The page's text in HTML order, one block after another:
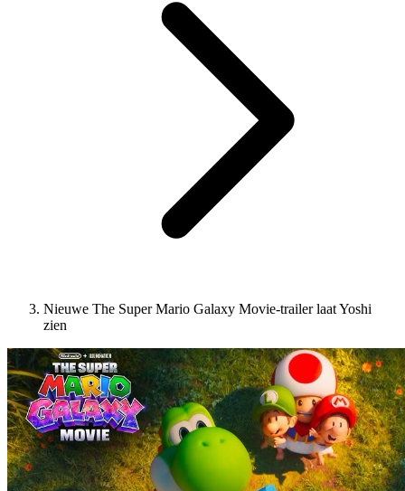
Nieuwe The Super Mario Galaxy Movie-trailer laat Yoshi
zien